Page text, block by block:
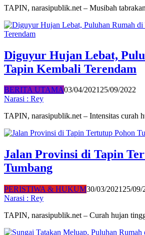
TAPIN, narasipublik.net – Musibah
Diguyur Hujan Lebat,
Tapin Kembali Terendam
BERITA UTAMA03/04/202125/09/2022
Narasi : Rey
TAPIN, narasipublik.net – Intensitas curah
Jalan Provinsi di Tapin
Tumbang
PERISTIWA & HUKUM30/03/2021 25/09/
Narasi : Rey
TAPIN, narasipublik.net – Curah hujan